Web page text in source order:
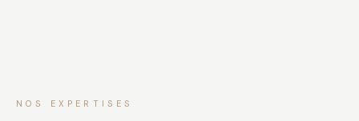
NOS EXPERTISES